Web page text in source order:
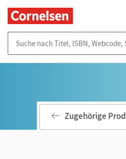
Zugehörige